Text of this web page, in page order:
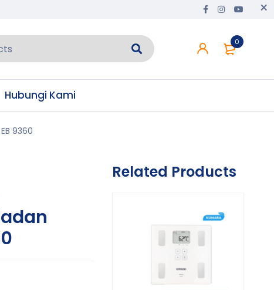
0
Hubungi Kami
9360
Related Products